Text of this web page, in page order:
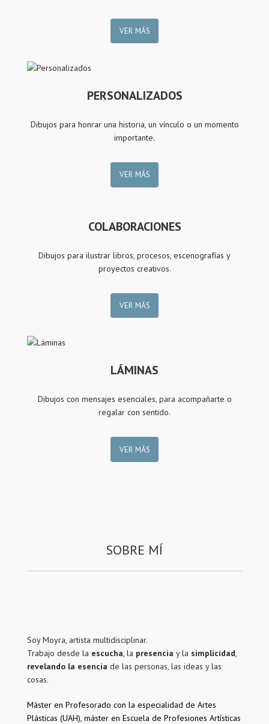
VER MÁS
PERSONALIZADOS
Dibujos para honrar una historia, un vínculo o un momento
importante.
VER MÁS
COLABORACIONES
Dibujos para ilustrar libros, procesos, escenografías y
proyectos creativos.
VER MÁS
LÁMINAS
Dibujos con mensajes esenciales, para acompañarte o
regalar con sentido.
VER MÁS
SOBRE MÍ
Soy Moyra, artista multidisciplinar.
Trabajo desde la escucha , la presencia y la simplicidad
revelando la esencia de las personas, las ideas y las
cosas.
Máster en Profesorado con la especialidad de Artes
Plásticas (UAH), máster en Escuela de Profesiones Artísticas